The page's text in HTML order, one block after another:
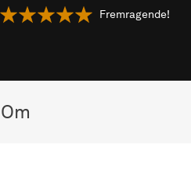
Fremragende!
Om